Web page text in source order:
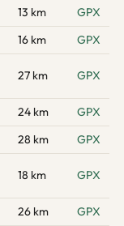
13 km
GPX
16 km
GPX
27 km GPX
24 km
GPX
28 km
GPX
18 km GPX
26 km
GPX